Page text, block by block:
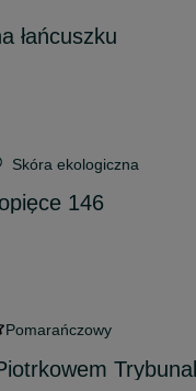
łańcuszku
Skóra ekologiczna
146
Pomarańczowy